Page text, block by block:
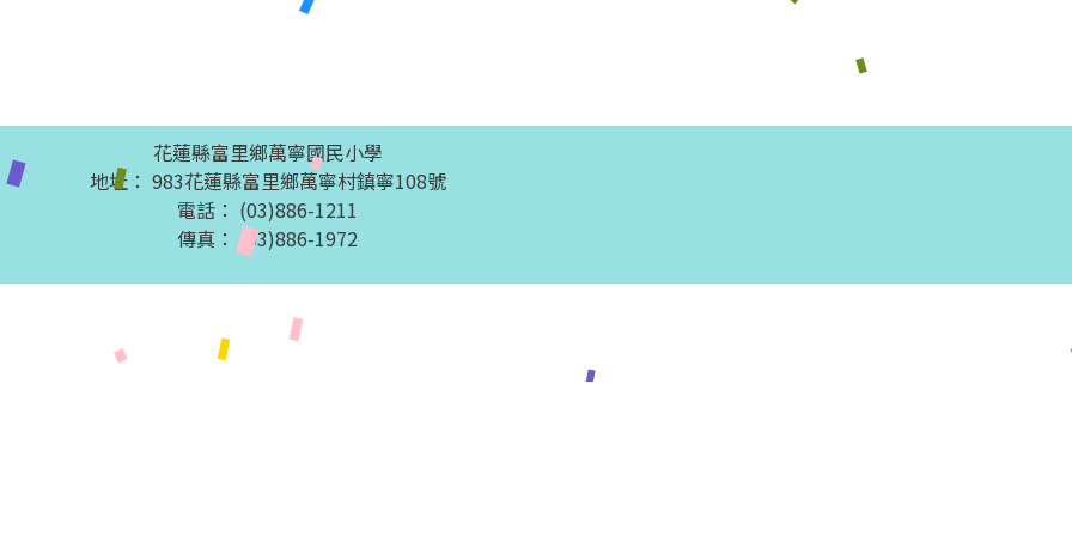
花蓮縣富里鄉萬寧國民小學
地址： 983花蓮縣富里鄉萬寧村鎮寧108號
電話： (03)886-1211
傳真： (03)886-1972